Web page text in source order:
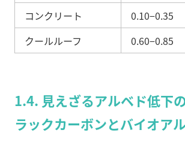
コンクリート
0.10−0.35
クールルーフ
0.60−0.85
1.4. 見えざるアルベド低下
ラックカーボンとバイオア